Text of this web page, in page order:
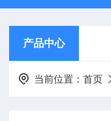
产品中心
当前位置：首页